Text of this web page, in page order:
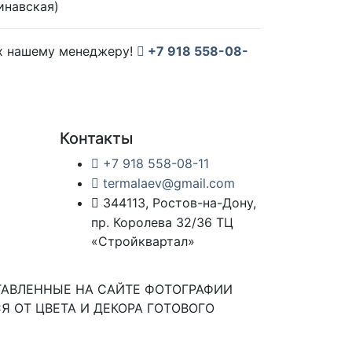
нашему менеджеру!
+7 918 558-08-
Контакты
+7 918 558-08-11
termalaev@gmail.com
344113, Ростов-на-Дону,
пр. Королева 32/36 ТЦ
«Стройквартал»
НА САЙТЕ ФОТОГРАФИИ
ОТ ЦВЕТА И ДЕКОРА ГОТОВОГО